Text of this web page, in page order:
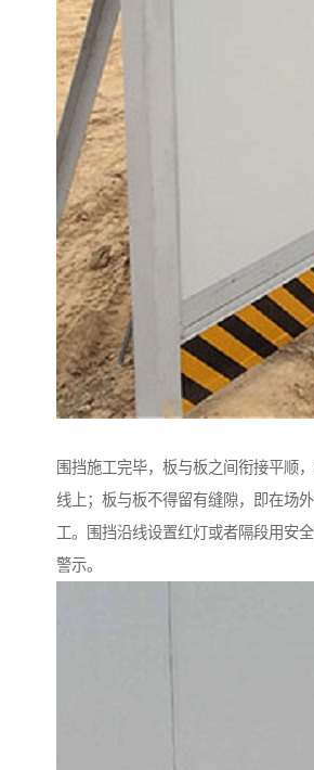
围挡施工完毕，板与板之间衔接平顺
线上；板与板不得留有缝隙，即在场
工。围挡沿线设置红灯或者隔段用安
警示。